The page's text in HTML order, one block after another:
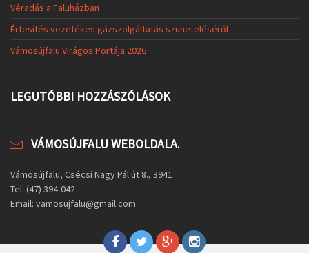
Véradás a Faluházban
Értesítés vezetékes gázszolgáltatás szüneteléséről
Vámosújfalu Virágos Portája 2026
LEGUTÓBBI HOZZÁSZÓLÁSOK
VÁMOSÚJFALU WEBOLDALA.
Vámosújfalu, Csécsi Nagy Pál út 8., 3941
Tel: (47) 394-042
Email: vamosujfalu@gmail.com